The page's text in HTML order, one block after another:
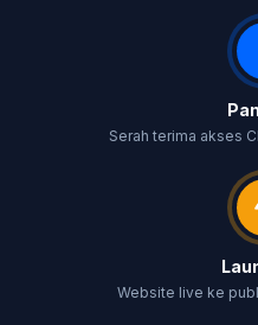
Serah terima akses
Website live ke